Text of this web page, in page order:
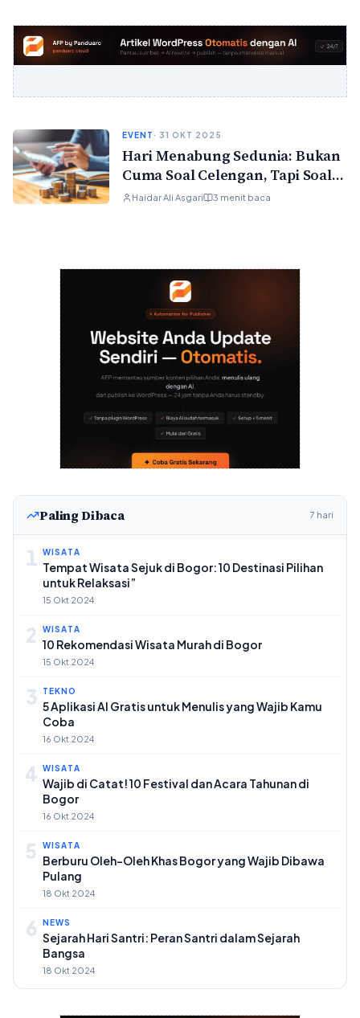
EVENT· 31 OKT 2025
Hari Menabung Sedunia: Bukan
Cuma Soal Celengan, Tapi Soal
Masa Depan
Haidar Ali Asgari 3 menit baca
Paling Dibaca 7 hari
1 WISATA
Tempat Wisata Sejuk di Bogor: 10 Destinasi Pilihan
untuk Relaksasi”
15 Okt 2024
2 WISATA
10 Rekomendasi Wisata Murah di Bogor
15 Okt 2024
3 TEKNO
5 Aplikasi AI Gratis untuk Menulis yang Wajib Kamu
Coba
16 Okt 2024
4 WISATA
Wajib di Catat! 10 Festival dan Acara Tahunan di
Bogor
16 Okt 2024
5 WISATA
Berburu Oleh-Oleh Khas Bogor yang Wajib Dibawa
Pulang
18 Okt 2024
6 NEWS
Sejarah Hari Santri: Peran Santri dalam Sejarah
Bangsa
18 Okt 2024